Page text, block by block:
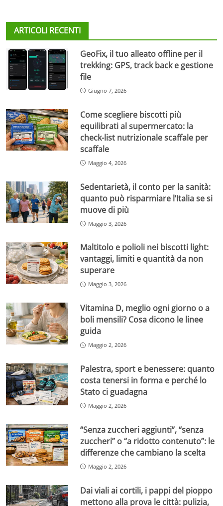
ARTICOLI RECENTI
GeoFix, il tuo alleato offline per il
trekking: GPS, track back e gestione
file
Giugno 7, 2026
Come scegliere biscotti più
equilibrati al supermercato: la
check-list nutrizionale scaffale per
scaffale
Maggio 4, 2026
Sedentarietà, il conto per la sanità:
quanto può risparmiare l’Italia se si
muove di più
Maggio 3, 2026
Maltitolo e polioli nei biscotti light:
vantaggi, limiti e quantità da non
superare
Maggio 3, 2026
Vitamina D, meglio ogni giorno o a
boli mensili? Cosa dicono le linee
guida
Maggio 2, 2026
Palestra, sport e benessere: quanto
costa tenersi in forma e perché lo
Stato ci guadagna
Maggio 2, 2026
“Senza zuccheri aggiunti”, “senza
zuccheri” o “a ridotto contenuto”: le
differenze che cambiano la scelta
Maggio 2, 2026
Dai viali ai cortili, i pappi del pioppo
mettono alla prova le città: pulizia,